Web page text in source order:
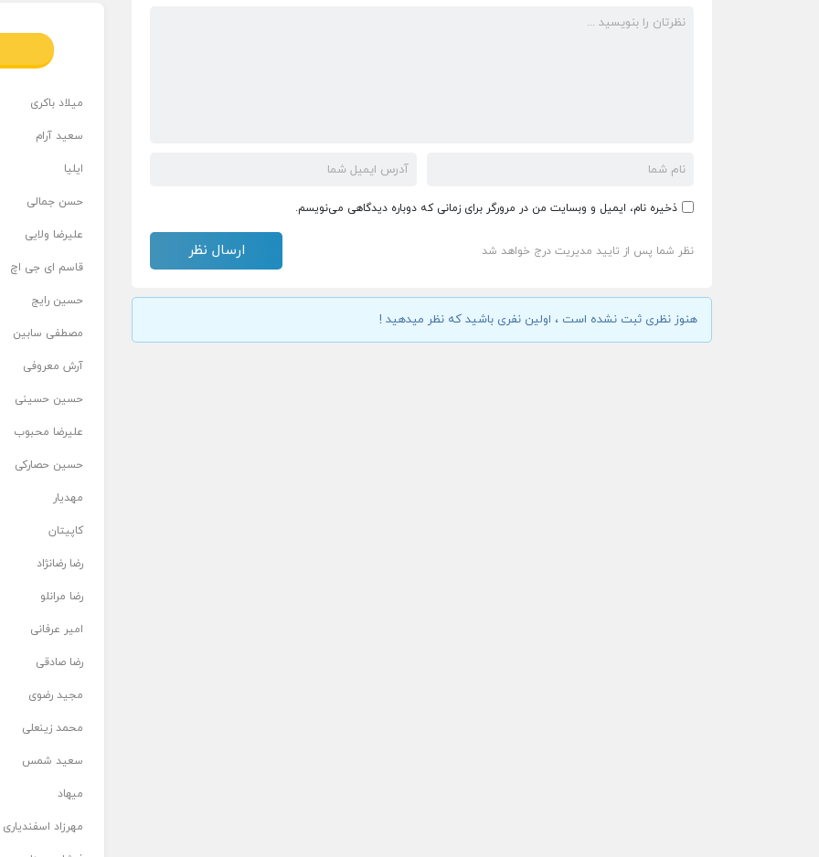
ذخیره نام، ایمیل و وبسایت من در مرورگر برای زمانی که دوباره دیدگاهی می‌نویسم.
نظر شما پس از تایید مدیریت درج خواهد شد
هنوز نظری ثبت نشده است ، اولین نفری باشید که نظر میدهید !
میلاد باکری
سعید آرام
ایلیا
حسن جمالی
علیرضا ولایی
قاسم ای جی اچ
حسین رایج
مصطفی سابین
آرش معروفی
حسین حسینی
علیرضا محبوب
حسین حصارکی
مهدیار
کاپیتان
رضا رضانژاد
رضا مرانلو
امیر عرفانی
رضا صادقی
مجید رضوی
محمد زینعلی
سعید شمس
میهاد
مهرزاد اسفندیاری